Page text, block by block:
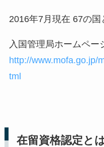
2016年7月現在 67の国
入国管理局ホームペー
http://www.mofa.go.jp/
tml
在留資格認定と